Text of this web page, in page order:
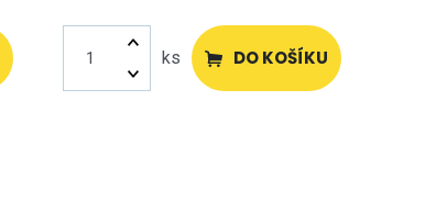
ks DO KOŠÍKU